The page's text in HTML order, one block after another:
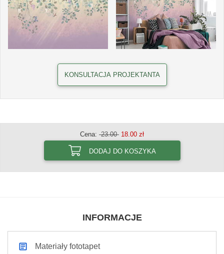
KONSULTACJA PROJEKTANTA
Cena: 23.00 18.00 zł
DODAJ DO KOSZYKA
INFORMACJE
Materiały fototapet